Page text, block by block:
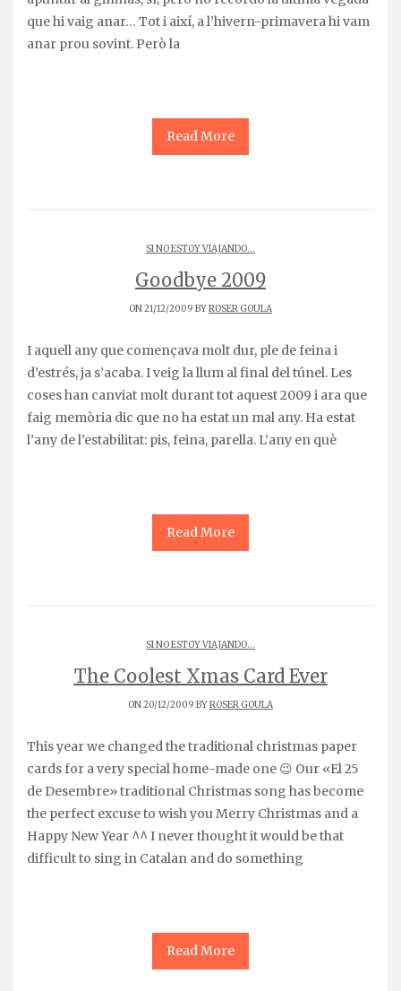
que hi vaig anar… Tot i així, a l’hivern-primavera hi vam
anar prou sovint. Però la
Read More
SI NO ESTOY VIAJANDO...
Goodbye 2009
ON 21/12/2009 BYROSER GOULA
I aquell any que començava molt dur, ple de feina i
d’estrés, ja s’acaba. I veig la llum al final del túnel. Les
coses han canviat molt durant tot aquest 2009 i ara que
faig memòria dic que no ha estat un mal any. Ha estat
l’any de l’estabilitat: pis, feina, parella. L’any en què
Read More
SI NO ESTOY VIAJANDO...
The Coolest Xmas Card Ever
ON 20/12/2009 BYROSER GOULA
This year we changed the traditional christmas paper
cards for a very special home-made one 😉 Our «El 25
de Desembre» traditional Christmas song has become
the perfect excuse to wish you Merry Christmas and a
Happy New Year ^^ I never thought it would be that
difficult to sing in Catalan and do something
Read More